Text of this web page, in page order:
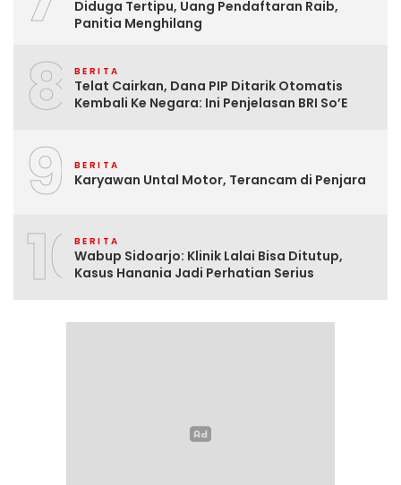
Diduga Tertipu, Uang Pendaftaran Raib,
Panitia Menghilang
8 BERITA
Telat Cairkan, Dana PIP Ditarik Otomatis
Kembali Ke Negara: Ini Penjelasan BRI So’E
9 BERITA
Karyawan Untal Motor, Terancam di Penjara
10BERITA
Wabup Sidoarjo: Klinik Lalai Bisa Ditutup,
Kasus Hanania Jadi Perhatian Serius